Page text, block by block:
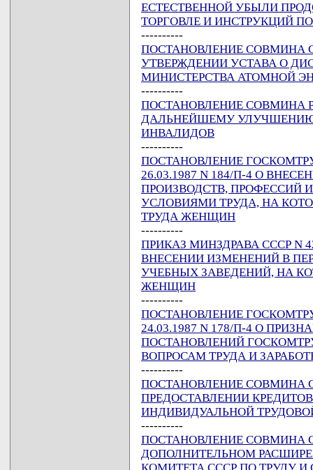
ЕСТЕСТВЕННОЙ УБЫЛИ
ТОРГОВЛЕ И ИНСТРУКЦИЙ
----------
ПОСТАНОВЛЕНИЕ СОВМИНА
УТВЕРЖДЕНИИ УСТАВА О
МИНИСТЕРСТВА АТОМНОЙ
----------
ПОСТАНОВЛЕНИЕ СОВМИНА
ДАЛЬНЕЙШЕМУ
ИНВАЛИДОВ
----------
ПОСТАНОВЛЕНИЕ
26.03.1987 N 184/П-4 О
ПРОИЗВОДСТВ, ПРОФЕССИЙ
УСЛОВИЯМИ ТРУДА, НА
ТРУДА ЖЕНЩИН
----------
ПРИКАЗ МИНЗДРАВА СССР N
ВНЕСЕНИИ ИЗМЕНЕНИЙ В
УЧЕБНЫХ ЗАВЕДЕНИЙ, НА
ЖЕНЩИН
----------
ПОСТАНОВЛЕНИЕ
24.03.1987 N 178/П-4 О
ПОСТАНОВЛЕНИЙ
ВОПРОСАМ ТРУДА И
----------
ПОСТАНОВЛЕНИЕ СОВМИНА
ПРЕДОСТАВЛЕНИИ
ИНДИВИДУАЛЬНОЙ
----------
ПОСТАНОВЛЕНИЕ СОВМИНА
ДОПОЛНИТЕЛЬНОМ